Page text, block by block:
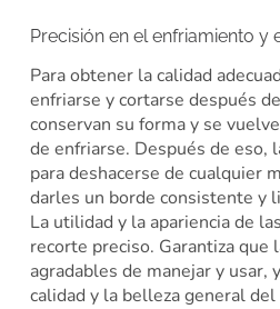
Precisión en el enfriamiento y
Para obtener la calidad
enfriarse y cortarse después
conservan su forma y se
de enfriarse. Después de eso,
para deshacerse de cualquier
darles un borde consistente y
La utilidad y la apariencia de
recorte preciso. Garantiza que
agradables de manejar y usar,
calidad y la belleza general